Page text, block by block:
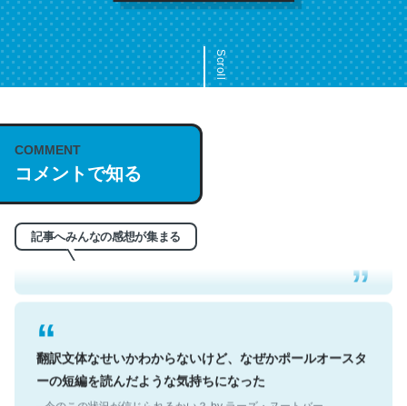
Scroll
COMMENT
コメントで知る
記事へみんなの感想が集まる
これは名文。彼はとてもクレバーなんだろうなと凄く思
う。英語少しでも読める人は原文もお勧め。自分はこの流
れ好き。Let’s Fucking Go. Then Covid hit. Shit.
─今のこの状況が信じられるかい？ by ラーズ・ヌートバー
翻訳文体なせいかわからないけど、なぜかポールオースタ
ーの短編を読んだような気持ちになった
─今のこの状況が信じられるかい？ by ラーズ・ヌートバー